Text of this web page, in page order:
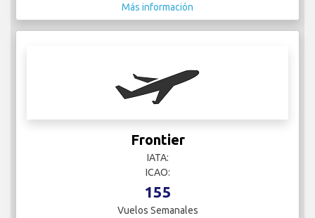
Más información
Frontier
IATA:
ICAO:
155
Vuelos Semanales